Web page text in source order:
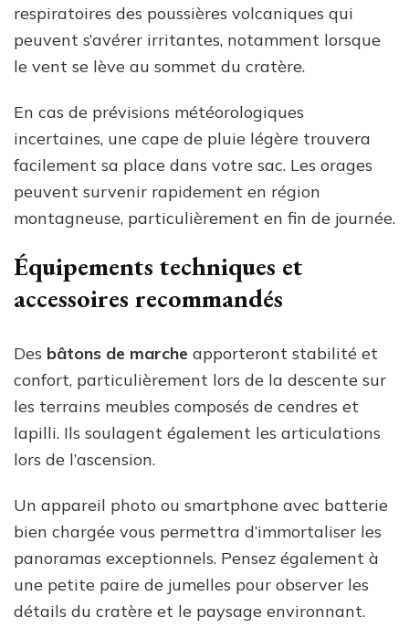
respiratoires des poussières volcaniques qui
peuvent s’avérer irritantes, notamment lorsque
le vent se lève au sommet du cratère.
En cas de prévisions météorologiques
incertaines, une cape de pluie légère trouvera
facilement sa place dans votre sac. Les orages
peuvent survenir rapidement en région
montagneuse, particulièrement en fin de journée.
Équipements techniques et
accessoires recommandés
Des bâtons de marche apporteront stabilité et
confort, particulièrement lors de la descente sur
les terrains meubles composés de cendres et
lapilli. Ils soulagent également les articulations
lors de l’ascension.
Un appareil photo ou smartphone avec batterie
bien chargée vous permettra d’immortaliser les
panoramas exceptionnels. Pensez également à
une petite paire de jumelles pour observer les
détails du cratère et le paysage environnant.